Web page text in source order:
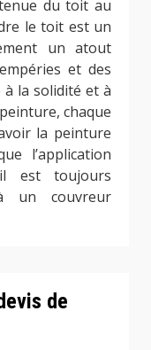
du toit au
le toit est un
un atout
et des
à la solidité et à
chaque
la peinture
l’application
est toujours
un couvreur
de